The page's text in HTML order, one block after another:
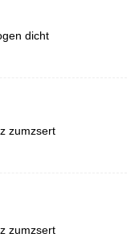
dicht
zumzsert
zumzsert